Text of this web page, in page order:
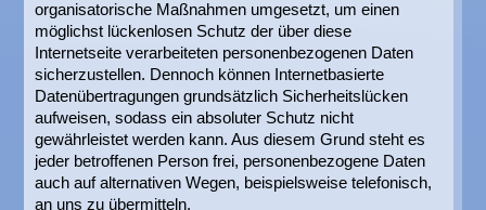
organisatorische Maßnahmen umgesetzt, um einen
möglichst lückenlosen Schutz der über diese
Internetseite verarbeiteten personenbezogenen Daten
sicherzustellen. Dennoch können Internetbasierte
Datenübertragungen grundsätzlich Sicherheitslücken
aufweisen, sodass ein absoluter Schutz nicht
gewährleistet werden kann. Aus diesem Grund steht es
jeder betroffenen Person frei, personenbezogene Daten
auch auf alternativen Wegen, beispielsweise telefonisch,
an uns zu übermitteln.